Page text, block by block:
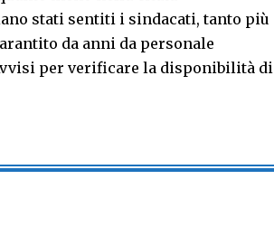
stati sentiti i sindacati, tanto più
da anni da personale
per verificare la disponibilità di